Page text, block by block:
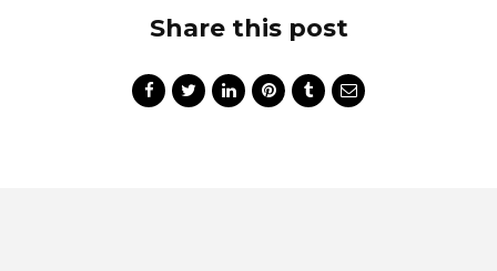
Share this post